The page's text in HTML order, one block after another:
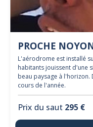
PROCHE
L'aérodrome est installé
habitants jouissent d'une
beau paysage à l'horizon.
cours de l'année.
Prix du saut 295 €